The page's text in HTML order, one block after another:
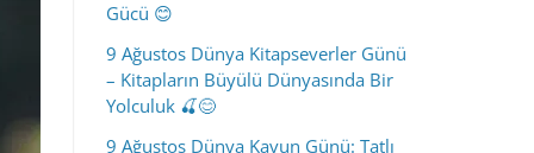
Gücü 😊
9 Ağustos Dünya Kitapseverler Günü
– Kitapların Büyülü Dünyasında Bir
Yolculuk 🍒😊
9 Ağustos Dünya Kavun Günü: Tatlı